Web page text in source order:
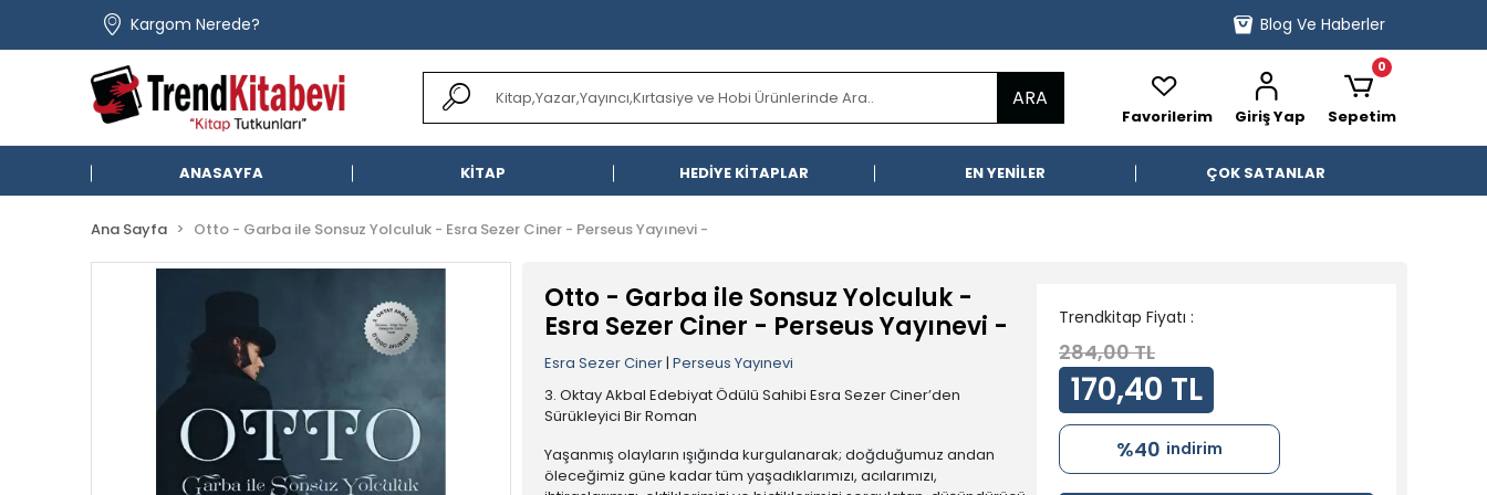
Kargom Nerede? Blog Ve Haberler
ARA
Favorilerim Giriş Yap Sepetim
0
ANASAYFA KİTAP HEDİYE KİTAPLAR EN YENİLER ÇOK SATANLAR
Ana Sayfa Otto - Garba ile Sonsuz Yolculuk - Esra Sezer Ciner - Perseus Yayınevi -
Otto - Garba ile Sonsuz Yolculuk -
Esra Sezer Ciner - Perseus Yayınevi -
Esra Sezer Ciner| Perseus Yayınevi
3. Oktay Akbal Edebiyat Ödülü Sahibi Esra Sezer Ciner’den
Sürükleyici Bir Roman
Yaşanmış olayların ışığında kurgulanarak; doğduğumuz andan
öleceğimiz güne kadar tüm yaşadıklarımızı, acılarımızı,
Trendkitap Fiyatı :
284,00 TL
170,40 TL
%40 indirim